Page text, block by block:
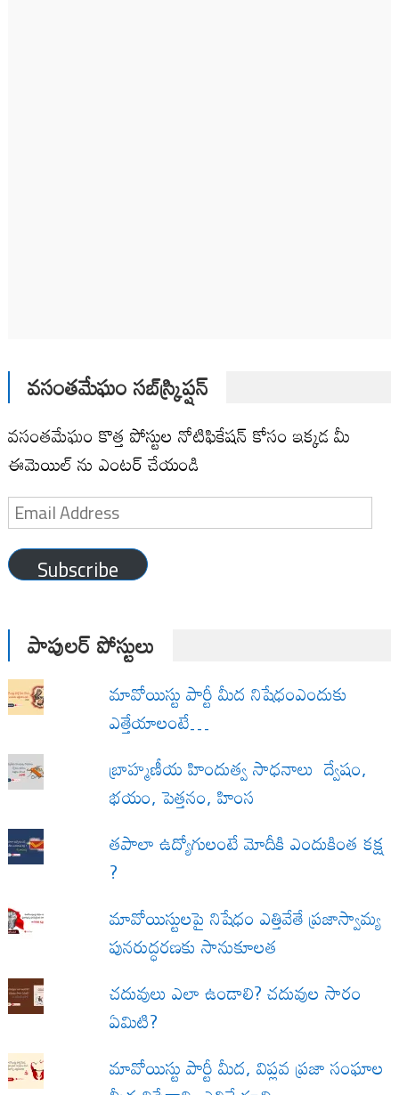
వసంతమేఘం సబ్‌స్క్రిప్షన్
వసంతమేఘం కొత్త పోస్టుల నోటిఫికేషన్ కోసం ఇక్కడ మీ
ఈమెయిల్ ను ఎంటర్ చేయండి
Email
Address
Subscribe
పాపులర్ పోస్టులు
మావోయిస్టు పార్టీ మీద నిషేధంఎందుకు
ఎత్తేయాలంటే…
బ్రాహ్మణీయ హిందుత్వ సాధనాలు ద్వేషం,
భయం, పెత్తనం, హింస
త‌పాలా ఉద్యోగులంటే మోదీకి ఎందుకింత కక్ష
?
మావోయిస్టులపై నిషేధం ఎత్తివేతే ప్రజాస్వామ్య
పునరుద్ధరణకు సానుకూలత
చదువులు ఎలా ఉండాలి? చదువుల సారం
ఏమిటి?
మావోయిస్టు పార్టీ మీద, విప్లవ ప్రజా సంఘాల